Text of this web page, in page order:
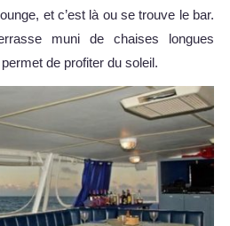
et c’est là ou se trouve le bar.
muni de chaises longues
de profiter du soleil.